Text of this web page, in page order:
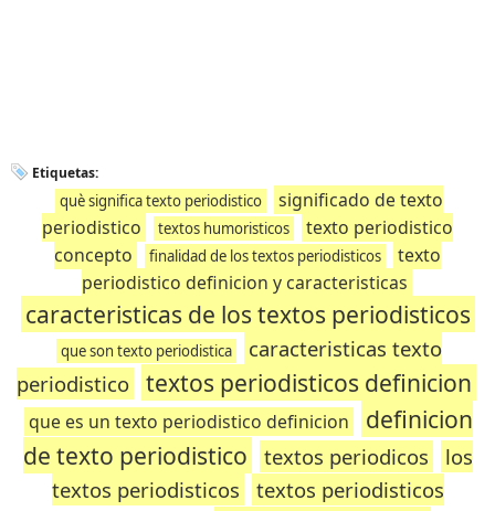
Etiquetas:
què significa texto periodistico
significado de texto
periodistico
textos humoristicos
texto periodistico
concepto
finalidad de los textos periodisticos
texto
periodistico definicion y caracteristicas
caracteristicas de los textos periodisticos
que son texto periodistica
caracteristicas texto
periodistico textos periodisticos definicion
que es un texto periodistico definicion
definicion
de texto periodistico
textos periodicos
los
textos periodisticos
textos periodisticos